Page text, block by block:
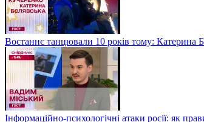
Востаннє танцювали 10 років тому: Катерина
Інформаційно-психологічні атаки росії: як